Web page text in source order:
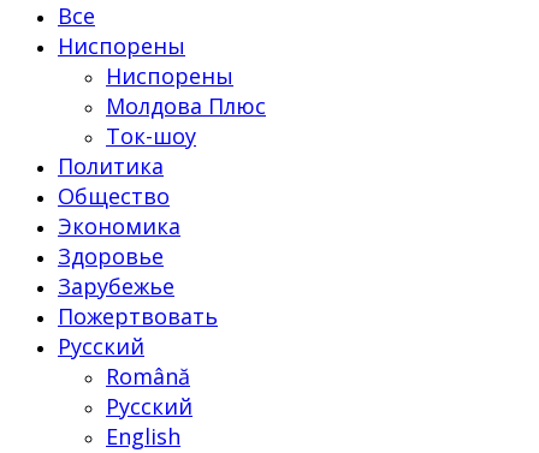
Все
Ниспорены
Ниспорены
Молдова Плюс
Ток-шоу
Политика
Общество
Экономика
Здоровье
Зарубежье
Пожертвовать
Русский
Română
Русский
English